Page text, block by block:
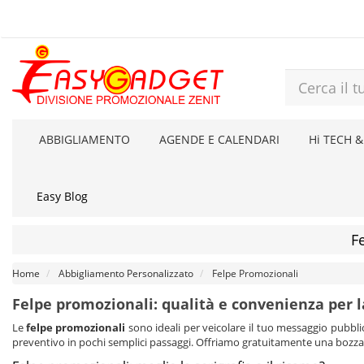
ABBIGLIAMENTO AGENDE E CALENDARI Hi TECH
Easy Blog
Home Abbigliamento Personalizzato Felpe Promozionali
Felpe promozionali: qualità e convenienza per
Lefelpe promozionali sono ideali per veicolare il tuo messaggio
preventivo in pochi semplici passaggi. Offriamo gratuitamente una